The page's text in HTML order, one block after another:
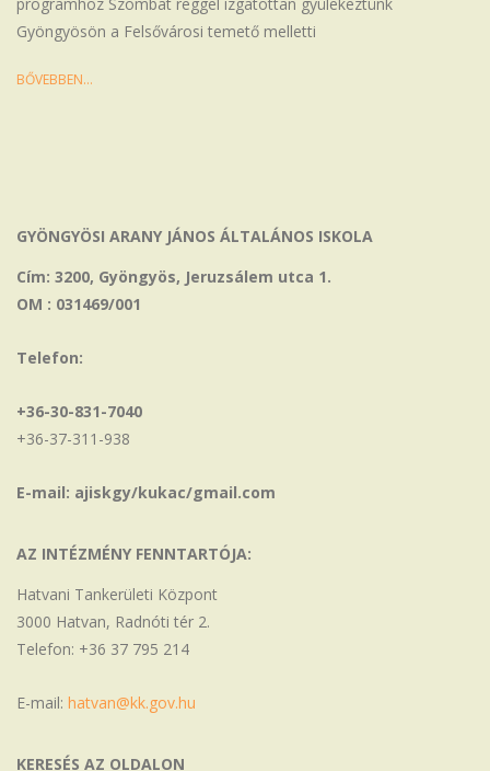
Gyöngyösön a Felsővárosi temető melletti
BŐVEBBEN…
GYÖNGYÖSI ARANY JÁNOS ÁLTALÁNOS ISKOLA
Cím: 3200, Gyöngyös, Jeruzsálem utca 1.
OM : 031469/001
Telefon:
+36-30-831-7040
+36-37-311-938
E-mail: ajiskgy/kukac/gmail.com
AZ INTÉZMÉNY FENNTARTÓJA:
Hatvani Tankerületi Központ
3000 Hatvan, Radnóti tér 2.
Telefon: +36 37 795 214
E-mail: hatvan@kk.gov.hu
KERESÉS AZ OLDALON